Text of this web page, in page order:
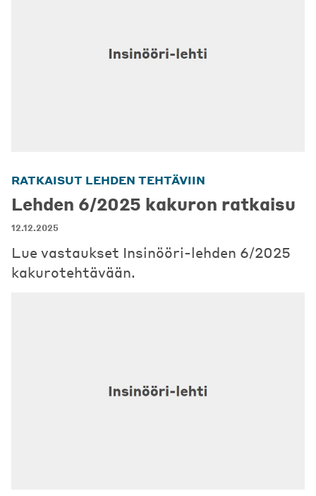
RATKAISUT LEHDEN TEHTÄVIIN
Lehden 6/2025 kakuron ratkaisu
12.12.2025
Lue vastaukset Insinööri-lehden 6/2025
kakurotehtävään.